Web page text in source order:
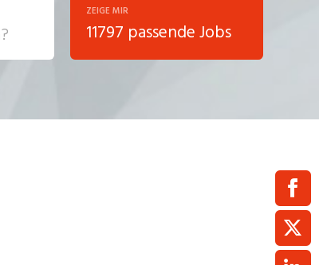
ZEIGE MIR
11797 passende Jobs